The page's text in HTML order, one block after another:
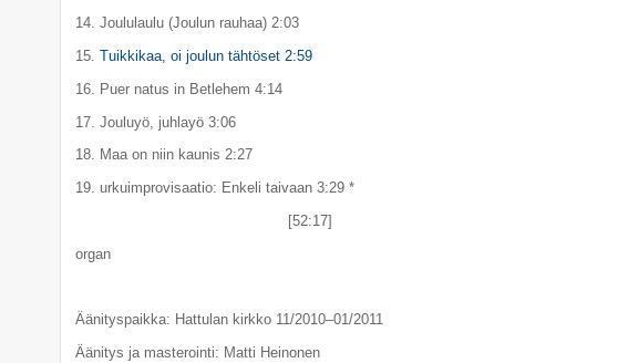
14. Joululaulu (Joulun rauhaa) 2:03
15. Tuikkikaa, oi joulun tähtöset 2:59
16. Puer natus in Betlehem 4:14
17. Jouluyö, juhlayö 3:06
18. Maa on niin kaunis 2:27
19. urkuimprovisaatio: Enkeli taivaan 3:29 *
[52:17]
organ
Äänityspaikka: Hattulan kirkko 11/2010–01/2011
Äänitys ja masterointi: Matti Heinonen